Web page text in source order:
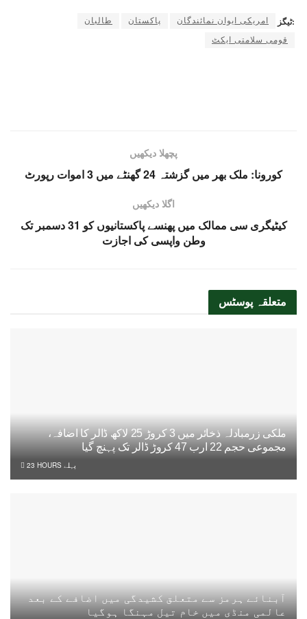
ٹیگز: امریکی ایوان نمائندگان پاکستان
طالبان
قومی سلامتی ایکٹ
پچھلا دیکھیں
کورونا: ملک بھر میں گزشتہ 24 گھنٹے میں 3 اموات رپورٹ
اگلا دیکھیں
کیٹیگری سی ممالک میں پھنسے پاکستانیوں کو 31 دسمبر تک
وطن واپسی کی اجازت
متعلقہ پوسٹس
ملکی زرمبادلہ ذخائر میں 3 کروڑ 25 لاکھ ڈالر کا اضافہ،
مجموعی حجم 22 ارب 47 کروڑ ڈالر تک پہنچ گیا
23 HOURS پہلے
آبنائے ہرمز سے متعلق کشیدگی میں اضافے کے بعد
عالمی منڈی میں خام تیل مہنگا ہوگیا